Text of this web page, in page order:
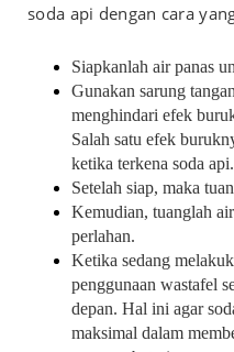
soda api dengan cara
Siapkanlah air panas
Gunakan sarung
menghindari efek
Salah satu efek
ketika terkena soda api.
Setelah siap, maka
Kemudian, tuanglah
perlahan.
Ketika sedang
penggunaan wastafel
depan. Hal ini agar
maksimal dalam